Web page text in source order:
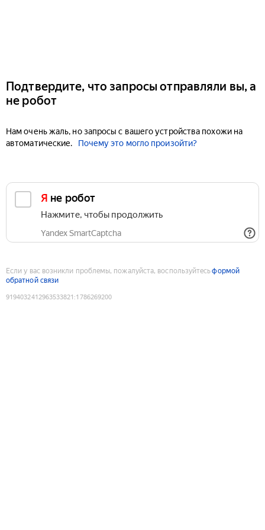
Подтвердите, что запросы отправляли вы, а
не робот
Нам очень жаль, но запросы с вашего устройства похожи на
автоматические.
Почему это могло произойти?
Я не робот
Нажмите, чтобы продолжить
Yandex SmartCaptcha
Если у вас возникли проблемы, пожалуйста, воспользуйтесьформой
обратной связи
9194032412963533821 :1786269200